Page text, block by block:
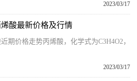
2023/03/17
酸最新价格及行情
期价格走势丙烯酸，化学式为C3H4O2，
2023/03/17